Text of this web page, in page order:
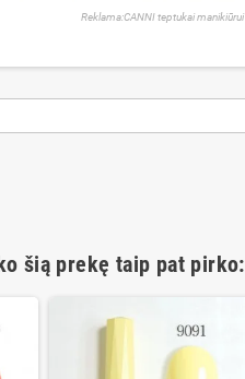
Reklama:CANNI teptukai manikiūrui
šią prekę taip pat pirko: